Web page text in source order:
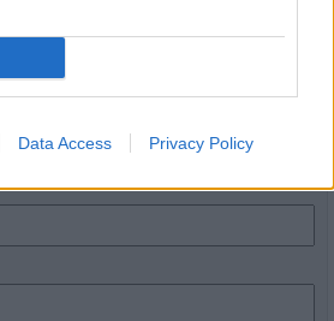
Data Access Privacy Policy